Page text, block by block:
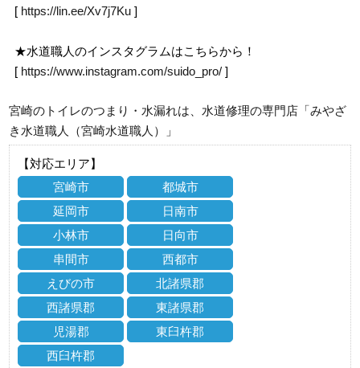
[ https://lin.ee/Xv7j7Ku ]
★水道職人のインスタグラムはこちらから！
[ https://www.instagram.com/suido_pro/ ]
宮崎のトイレのつまり・水漏れは、水道修理の専門店「みやざ
き水道職人（宮崎水道職人）」
【対応エリア】
宮崎市
都城市
延岡市
日南市
小林市
日向市
串間市
西都市
えびの市
北諸県郡
西諸県郡
東諸県郡
児湯郡
東臼杵郡
西臼杵郡